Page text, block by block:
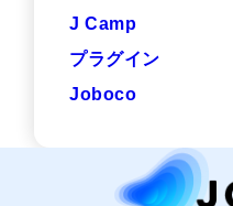
J Camp
プラグイン
Joboco